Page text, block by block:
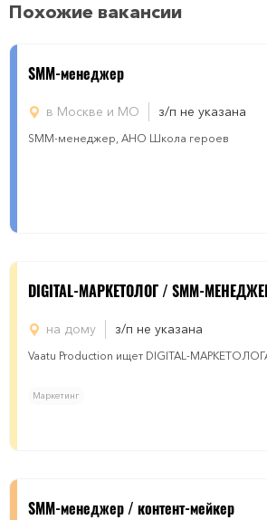
Похожие вакансии
SMM-менеджер
в Москве и МО з/п не указана
SMM-менеджер, АНО Школа героев
DIGITAL-МАРКЕТОЛОГ / SMM-
на дому з/п не указана
Vaatu Production ищет DIGITAL-
Маркетинг
SMM-менеджер / контент-мейкер